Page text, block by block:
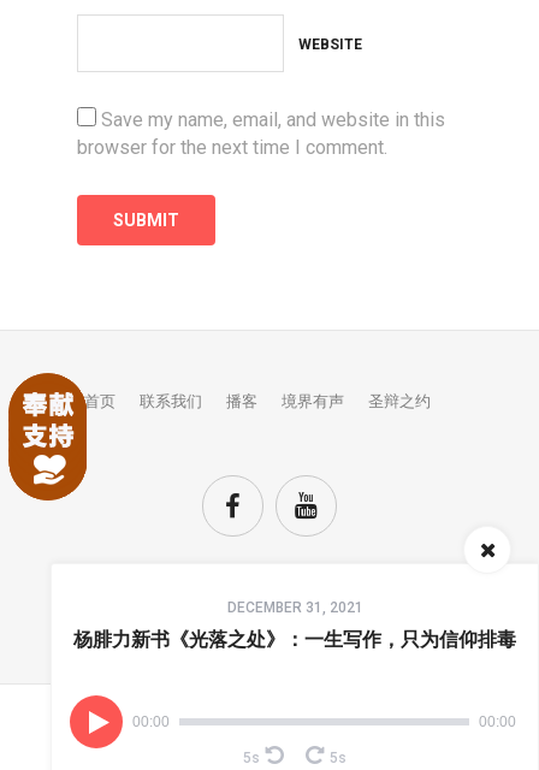
WEBSITE
Save my name, email, and website in this
browser for the next time I comment.
DECEMBER 31, 2021
杨腓力新书《光落之处》：一生写作，只为信仰排毒
00:00 00:00
5s 5s
首页 联系我们 播客 境界有声 圣辩之约
TOP